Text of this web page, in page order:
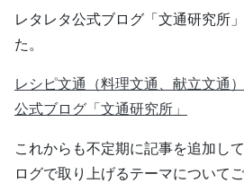
レタレタ公式ブログ「文通研究所
た。
レシピ文通（料理文通、献立文通
公式ブログ「文通研究所」
これからも不定期に記事を追加し
ログで取り上げるテーマについて